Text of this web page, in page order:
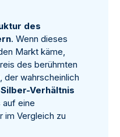
des
. Wenn dieses
Markt käme,
des berühmten
der wahrscheinlich
Verhältnis
auf eine
im Vergleich zu